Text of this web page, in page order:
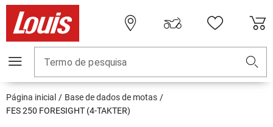
Termo de pesquisa
Página inicial
Base de dados de motas
FES 250 FORESIGHT (4-TAKTER)